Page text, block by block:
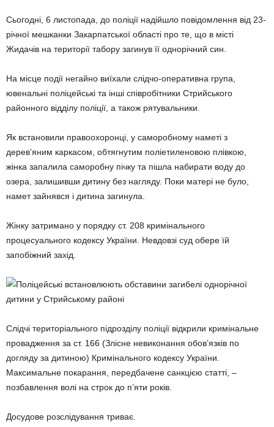
Сьогодні, 6 листопада, до поліції надійшло повідомлення від 23-
річної мешканки Закарпатської області про те, що в місті
Жидачів на території табору загинув її однорічний син.
На місце події негайно виїхали слідчо-оперативна група,
ювенальні поліцейські та інші співробітники Стрийського
районного відділу поліції, а також рятувальники.
Як встановили правоохоронці, у саморобному наметі з
дерев’яним каркасом, обтягнутим поліетиленовою плівкою,
жінка запалила саморобну пічку та пішла набирати воду до
озера, залишивши дитину без нагляду. Поки матері не було,
намет зайнявся і дитина загинула.
Жінку затримано у порядку ст. 208 кримінального
процесуального кодексу України. Невдовзі суд обере їй
запобіжний захід.
Слідчі територіального підрозділу поліції відкрили кримінальне
провадження за ст. 166 (Злісне невиконання обов’язків по
догляду за дитиною) Кримінального кодексу України.
Максимальне покарання, передбачене санкцією статті, –
позбавлення волі на строк до п’яти років.
Досудове розслідування триває.